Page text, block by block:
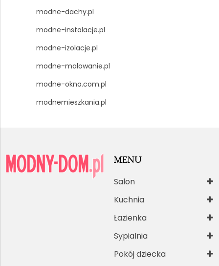
modne-dachy.pl
modne-instalacje.pl
modne-izolacje.pl
modne-malowanie.pl
modne-okna.com.pl
modnemieszkania.pl
MENU
Salon
Kuchnia
Łazienka
Sypialnia
Pokój dziecka